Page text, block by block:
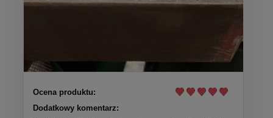
Ocena produktu:
Dodatkowy komentarz: